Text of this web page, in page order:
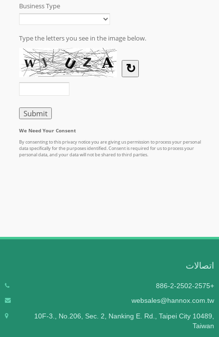
اتصالات
+886-2-2502-2575
websales@hannox.com.tw
10F-3., No.206, Sec. 2, Nanking E. Rd., Taipei City 10489,
Taiwan